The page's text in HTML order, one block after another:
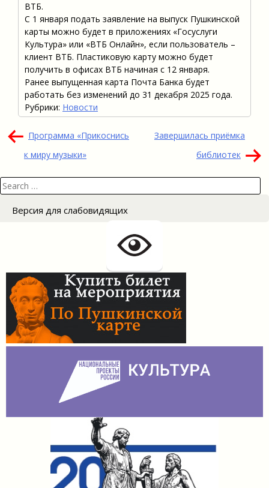
ВТБ.
С 1 января подать заявление на выпуск Пушкинской
карты можно будет в приложениях «Госуслуги
Культура» или «ВТБ Онлайн», если пользователь –
клиент ВТБ. Пластиковую карту можно будет
получить в офисах ВТБ начиная с 12 января.
Ранее выпущенная карта Почта Банка будет
работать без изменений до 31 декабря 2025 года.
Рубрики: Новости
Навигация
по
Программа «Прикоснись
к миру музыки»
Завершилась приёмка
библиотек
Search
for:
Версия для слабовидящих